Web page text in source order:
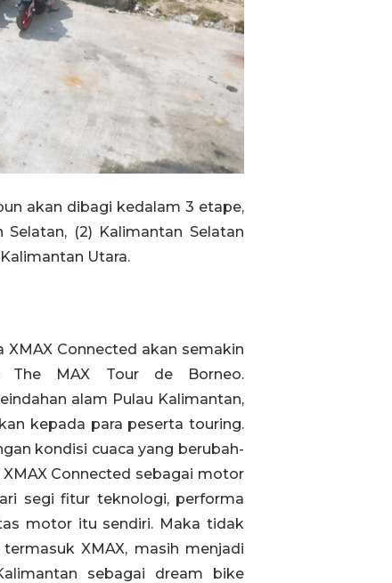
akan dibagi kedalam 3 etape,
(2) Kalimantan Selatan
Utara.
Connected akan semakin
The MAX Tour de Borneo.
alam Pulau Kalimantan,
kepada para peserta touring.
kondisi cuaca yang berubah-
Connected sebagai motor
segi fitur teknologi, performa
motor itu sendiri. Maka tidak
XMAX, masih menjadi
sebagai dream bike